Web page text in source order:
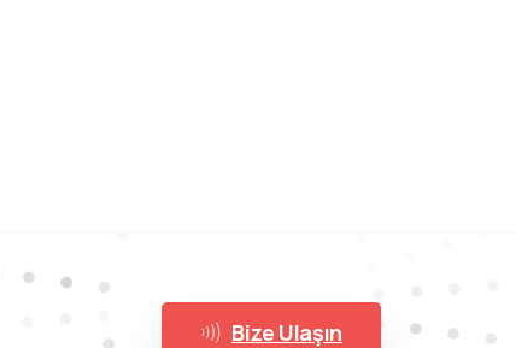
Bize Ulaşın